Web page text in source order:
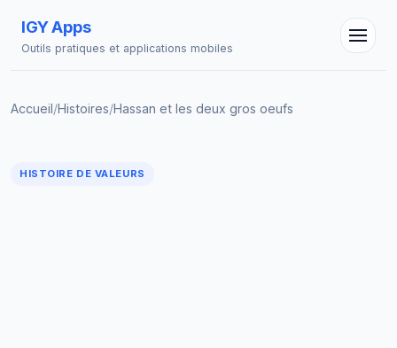
IGY Apps
Outils pratiques et applications mobiles
Accueil/Histoires/Hassan et les deux gros oeufs
HISTOIRE DE VALEURS